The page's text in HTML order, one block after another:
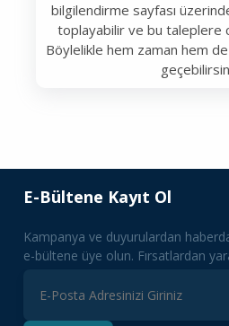
bilgilendirme sayfası
toplayabilir ve bu taleplere
Böylelikle hem zaman hem de
E-Bültene Kayıt Ol
Kampanya ve duyurulardan
e-bültene üye olun. Fırsatlardan